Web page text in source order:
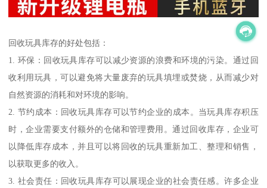
回收玩具库存的好处包括：
1. 环保：回收玩具库存可以减少资源的浪费和环境的污染。通过回
收利用玩具，可以避免将大量废弃的玩具填埋或焚烧，从而减少对
自然资源的消耗和对环境的影响。
2. 节约成本：回收玩具库存可以节约企业的成本。当玩具库存积压
时，企业需要支付额外的仓储和管理费用。通过回收库存，企业可
以降低库存成本，并且可以将回收的玩具重新加工、整理和销售，
以获取更多的收入。
3. 社会责任：回收玩具库存可以展现企业的社会责任感。许多企业